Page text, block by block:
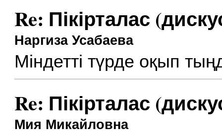
Re: Пікірталас
Наргиза Усабаева
Міндетті түрде оқып
Re: Пікірталас
Мия Микайловна